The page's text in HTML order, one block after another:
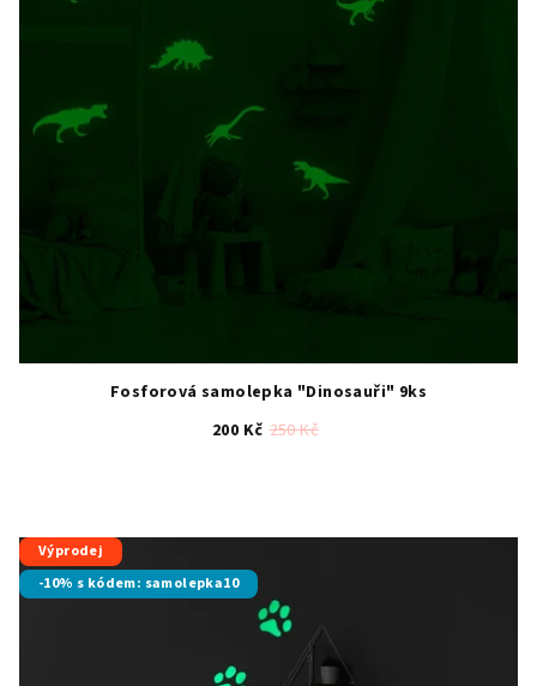
Fosforová samolepka "Dinosauři" 9ks
200 Kč 250 Kč
z
5
hvězdiček.
Výprodej
-10% s kódem: samolepka10